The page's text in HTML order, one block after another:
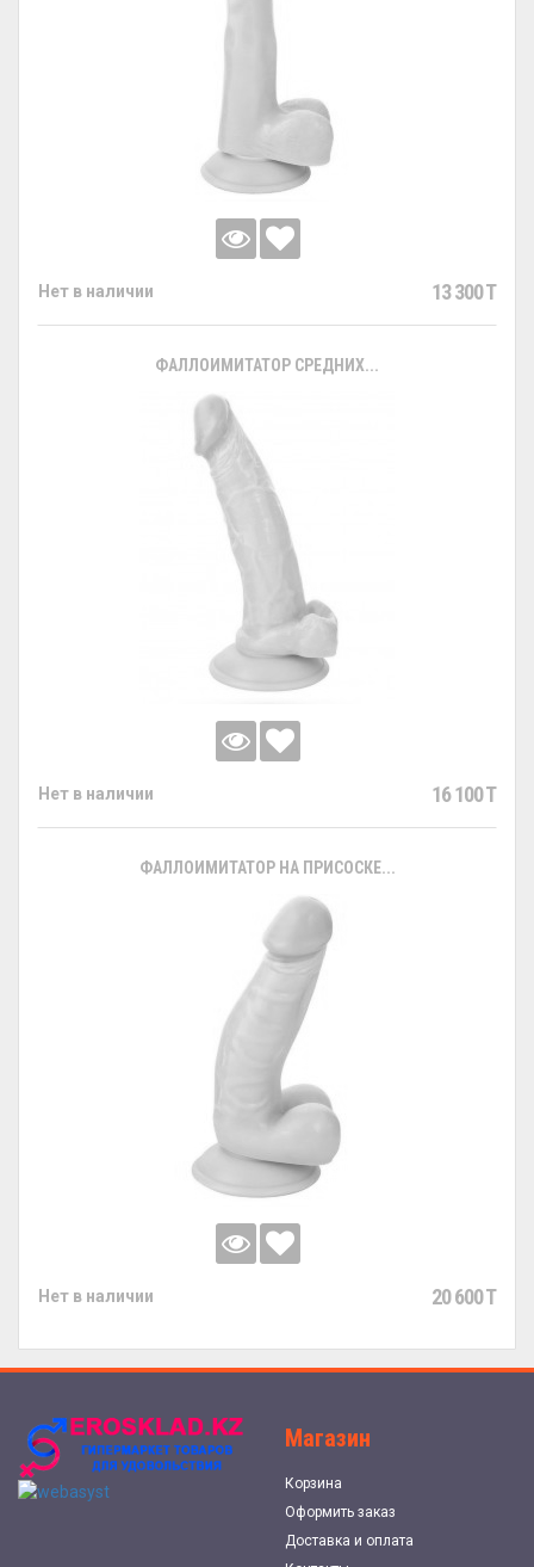
Нет в наличии 13 300 T
ФАЛЛОИМИТАТОР СРЕДНИХ...
Нет в наличии 16 100 T
ФАЛЛОИМИТАТОР НА ПРИСОСКЕ...
Нет в наличии 20 600 T
Магазин
Корзина
Оформить заказ
Доставка и оплата